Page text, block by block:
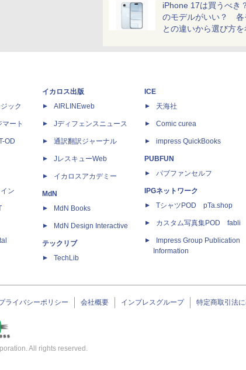
iPhone 17は買うべ
のモデルがいい？ 各
との違いから選び方を
ック
ート
OD
ン
イカロス出版
AIRLINEweb
Jディフェンスニュース
通訳翻訳ジャーナル
JレスキューWeb
イカロスアカデミー
MdN
MdN Books
MdN Design Interactive
テックリブ
TechLib
ICE
天海社
Comic curea
impress QuickBooks
PUBFUN
パブファンセルフ
IPGネットワーク
TシャツPOD pTa.shop
カスタム写真集POD fabli
Impress Group Publication
Information
ライバシーポリシー 会社概要 インプレスグループ 特定商取引法
All rights reserved.